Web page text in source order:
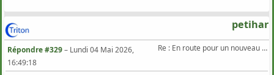
petihar
Re : En route pour un nouveau Triton .
Répondre #329– Lundi 04 Mai 2026,
16:49:18